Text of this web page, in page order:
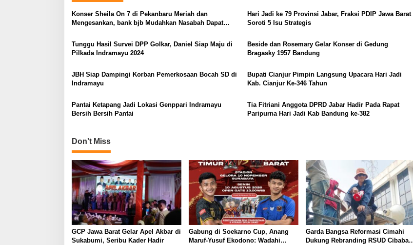
Konser Sheila On 7 di Pekanbaru Meriah dan
Mengesankan, bank bjb Mudahkan Nasabah Dapat
Hari Jadi ke 79 Provinsi Jabar, Fraksi PDIP Jawa Barat
Soroti 5 Isu Strategis
Tunggu Hasil Survei DPP Golkar, Daniel Siap Maju di
Pilkada Indramayu 2024
Beside dan Rosemary Gelar Konser di Gedung
Bragasky 1957 Bandung
JBH Siap Dampingi Korban Pemerkosaan Bocah SD di
Indramayu
Bupati Cianjur Pimpin Langsung Upacara Hari Jadi
Kab. Cianjur Ke-346 Tahun
Pantai Ketapang Jadi Lokasi Genppari Indramayu
Bersih Bersih Pantai
Tia Fitriani Anggota DPRD Jabar Hadir Pada Rapat
Paripurna Hari Jadi Kab Bandung ke-382
Don't Miss
GCP Jawa Barat Gelar Apel Akbar di
Sukabumi, Seribu Kader Hadir
Gabung di Soekarno Cup, Anang
Maruf-Yusuf Ekodono: Wadahi
Garda Bangsa Reformasi Cimahi
Dukung Rebranding RSUD Cibabat,